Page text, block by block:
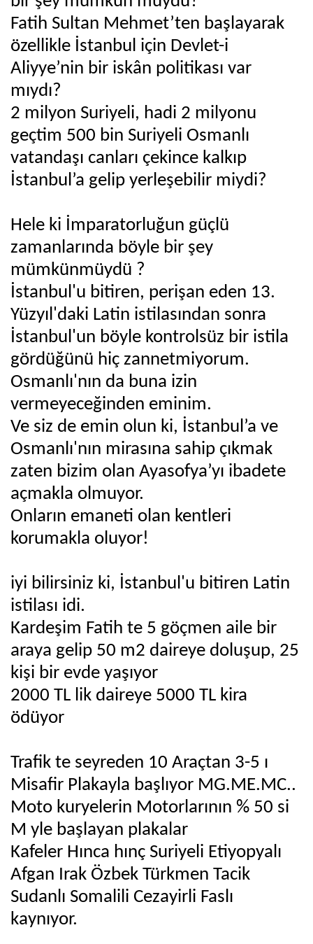
Fatih Sultan Mehmet’ten başlayarak
özellikle İstanbul için Devlet-i
Aliyye’nin bir iskân politikası var
mıydı?
2 milyon Suriyeli, hadi 2 milyonu
geçtim 500 bin Suriyeli Osmanlı
vatandaşı canları çekince kalkıp
İstanbul’a gelip yerleşebilir miydi?
Hele ki İmparatorluğun güçlü
zamanlarında böyle bir şey
mümkünmüydü ?
İstanbul'u bitiren, perişan eden 13.
Yüzyıl'daki Latin istilasından sonra
İstanbul'un böyle kontrolsüz bir istila
gördüğünü hiç zannetmiyorum.
Osmanlı'nın da buna izin
vermeyeceğinden eminim.
Ve siz de emin olun ki, İstanbul’a ve
Osmanlı'nın mirasına sahip çıkmak
zaten bizim olan Ayasofya’yı ibadete
açmakla olmuyor.
Onların emaneti olan kentleri
korumakla oluyor!
iyi bilirsiniz ki, İstanbul'u bitiren Latin
istilası idi.
Kardeşim Fatih te 5 göçmen aile bir
araya gelip 50 m2 daireye doluşup, 25
kişi bir evde yaşıyor
2000 TL lik daireye 5000 TL kira
ödüyor
Trafik te seyreden 10 Araçtan 3-5 ı
Misafir Plakayla başlıyor MG.ME.MC..
Moto kuryelerin Motorlarının % 50 si
M yle başlayan plakalar
Kafeler Hınca hınç Suriyeli Etiyopyalı
Afgan Irak Özbek Türkmen Tacik
Sudanlı Somalili Cezayirli Faslı
kaynıyor.